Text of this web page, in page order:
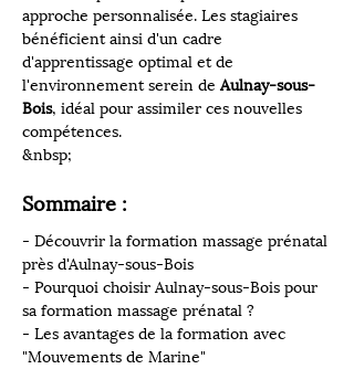
approche personnalisée. Les stagiaires
bénéficient ainsi d'un cadre
d'apprentissage optimal et de
l'environnement serein de Aulnay-sous-
Bois, idéal pour assimiler ces nouvelles
compétences.
&nbsp;
Sommaire :
- Découvrir la formation massage prénatal
près d'Aulnay-sous-Bois
- Pourquoi choisir Aulnay-sous-Bois pour
sa formation massage prénatal ?
- Les avantages de la formation avec
"Mouvements de Marine"